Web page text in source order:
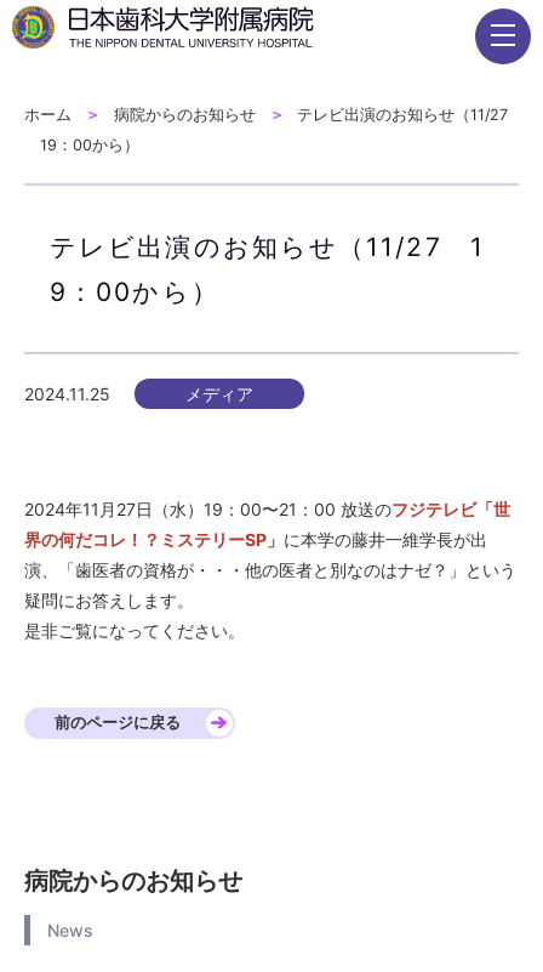
ホーム 病院からのお知らせ
テレビ出演のお知らせ（11/27
19：00から）
テレビ出演のお知らせ（11/27 1
9：00から）
2024.11.25 メディア
2024年11月27日（水）19：00〜21：00 放送のフジテレビ「世
界の何だコレ！？ミステリーSP」 に本学の藤井一維学長が出
演、「歯医者の資格が・・・他の医者と別なのはナゼ？」という
疑問にお答えします。
是非ご覧になってください。
前のページに戻る
病院からのお知らせ
News